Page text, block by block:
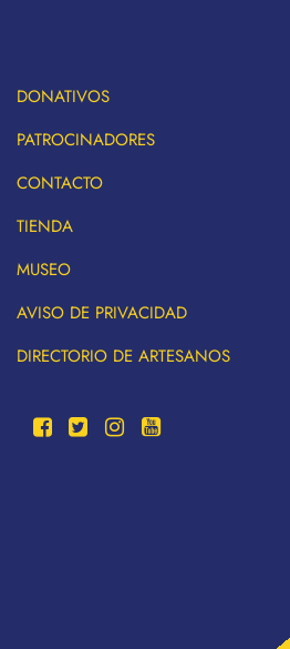
DONATIVOS
PATROCINADORES
CONTACTO
TIENDA
MUSEO
AVISO DE PRIVACIDAD
DIRECTORIO DE ARTESANOS